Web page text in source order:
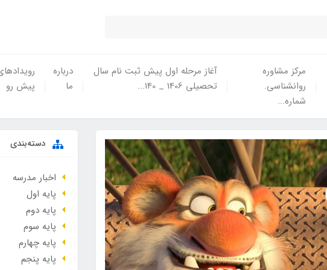
مرکز مشاوره
روانشناسی.
شماره...
آغاز مرحله اول پیش ثبت نام سال
تحصیلی 1406 _ 140...
درباره
ما
پیش رو
دسته‌بندی
اخبار مدرسه
پایه اول
پایه دوم
پایه سوم
پایه چهارم
پایه پنجم